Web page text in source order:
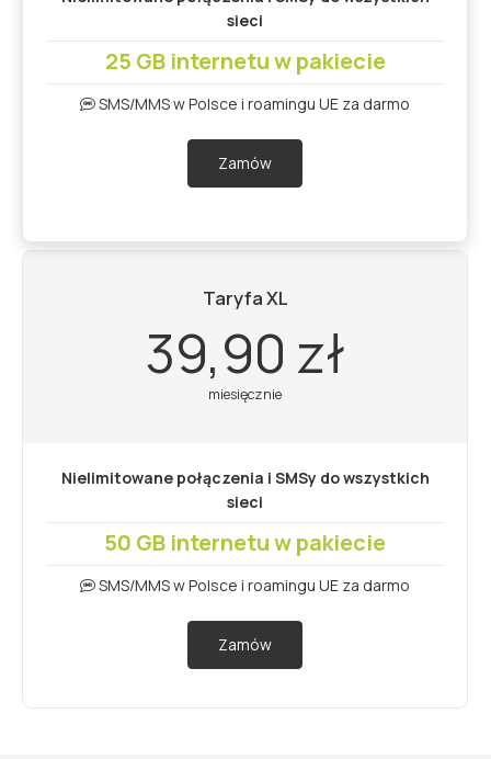
sieci
25 GB internetu w pakiecie
SMS/MMS w Polsce i roamingu UE za darmo
Zamów
Taryfa XL
39,90 zł
miesięcznie
Nielimitowane połączenia i SMSy do wszystkich
sieci
50 GB internetu w pakiecie
SMS/MMS w Polsce i roamingu UE za darmo
Zamów